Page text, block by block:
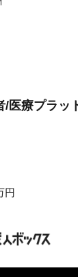
/医療プラッ
円